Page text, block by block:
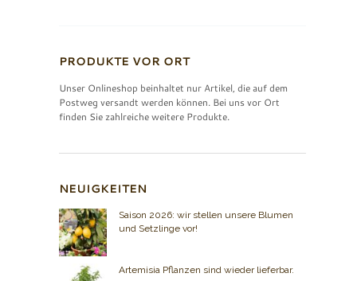
PRODUKTE VOR ORT
Unser Onlineshop beinhaltet nur Artikel, die auf dem
Postweg versandt werden können. Bei uns vor Ort
finden Sie zahlreiche weitere Produkte.
NEUIGKEITEN
Saison 2026: wir stellen unsere Blumen
und Setzlinge vor!
Artemisia Pflanzen sind wieder lieferbar.